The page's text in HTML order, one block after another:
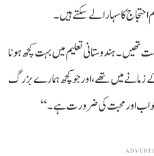
کا سہارا لے سکتے ہیں۔
ہندوستانی تعلیم میں بہت کچھ ہونا
زمانے میں تھے، اور جو کچھ ہمارے بزرگ
اور محبت کی ضرورت ہے۔‘‘